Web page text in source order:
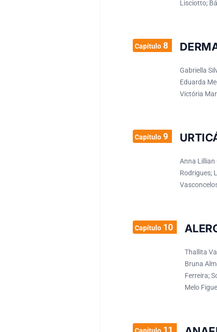
Lisciotto;
Capítulo8
Gabriella
Eduarda
Victória
Capítulo9
Anna Lillian
Rodrigues;
Capítulo10
Thallita
Bruna
Ferreira;
Melo